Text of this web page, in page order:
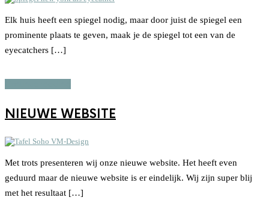
Elk huis heeft een spiegel nodig, maar door juist de spiegel een
prominente plaats te geven, maak je de spiegel tot een van de
eyecatchers […]
NIEUWE WEBSITE
Met trots presenteren wij onze nieuwe website. Het heeft even
geduurd maar de nieuwe website is er eindelijk. Wij zijn super blij
met het resultaat […]